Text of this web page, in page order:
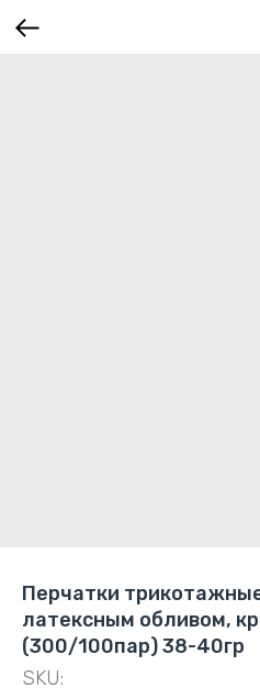
Перчатки
латексным обливом,
(300/100пар) 38-40гр
SKU: